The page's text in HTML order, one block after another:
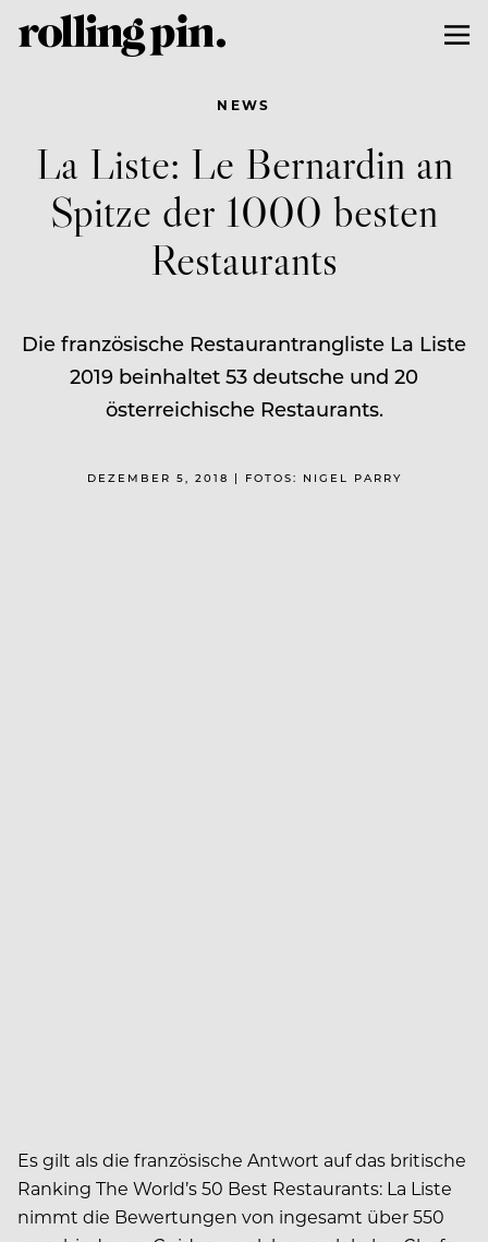
NEWS
La Liste: Le Bernardin an
Spitze der 1000 besten
Restaurants
Die französische Restaurantrangliste La Liste
2019 beinhaltet 53 deutsche und 20
österreichische Restaurants.
DEZEMBER 5, 2018 | FOTOS: NIGEL PARRY
Es gilt als die französische Antwort auf das britische
Ranking The World’s 50 Best Restaurants: La Liste
nimmt die Bewertungen von ingesamt über 550